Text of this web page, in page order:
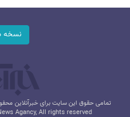
نسخه
تمامی حقوق این سایت برای خبرآنلاین
Agancy, All rights reserved